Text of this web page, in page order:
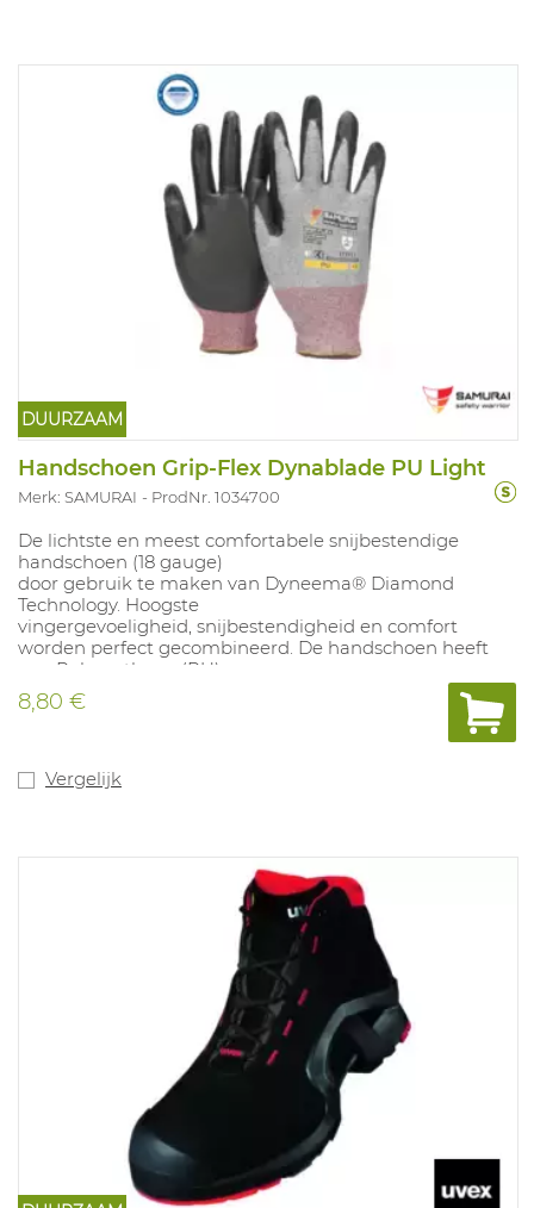
DUURZAAM
Handschoen Grip-Flex Dynablade PU Light
Merk: SAMURAI ProdNr. 1034700
De lichtste en meest comfortabele snijbestendige
handschoen (18 gauge)
door gebruik te maken van Dyneema® Diamond
Technology. Hoogste
vingergevoeligheid, snijbestendigheid en comfort
worden perfect gecombineerd. De handschoen heeft
een Polyurethaan (PU)
coating met een uitzonderlijk goede grip. Door het
lichte gewicht en de
"Dyneema® Diamond" vezel worden de handen goed
handschoen een "koele" grip. Er wordt geen gebruik
blijven. Ideaal voor snijbestendige toepassingen in een
zoals assemblage van fijne onderdelen,
verpakkingsactiviteiten, montage. Beschikbare maten:
8,80 €
Vergelijk